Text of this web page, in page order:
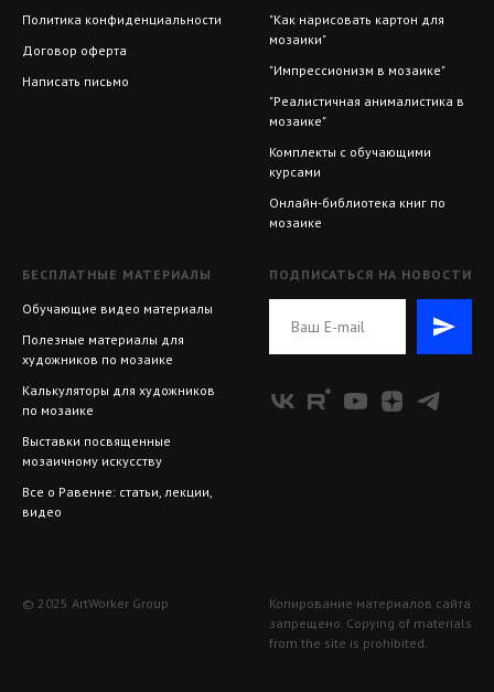
Политика конфиденциальности
Договор оферта
Написать письмо
"Как нарисовать картон для
мозаики"
"Импрессионизм в мозаике"
"Реалистичная анималистика в
мозаике"
Комплекты с обучающими
курсами
Онлайн-библиотека книг по
мозаике
БЕСПЛАТНЫЕ МАТЕРИАЛЫ
Обучающие видео материалы
Полезные материалы для
художников по мозаике
Калькуляторы для художников
по мозаике
Выставки посвященные
мозаичному искусству
Все о Равенне: статьи, лекции,
видео
ПОДПИСАТЬСЯ НА НОВОСТИ
© 2025 ArtWorker Group
Копирование материалов сайта
запрещено. Copying of materials
from the site is prohibited.